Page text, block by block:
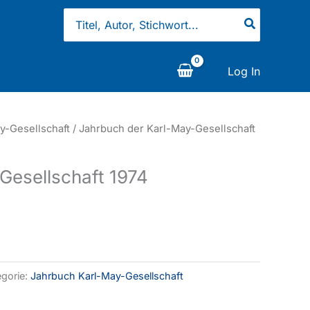
for:
Log In
Gesellschaft / Jahrbuch der Karl-May-Gesellschaft
1974
Jahrbuch Karl-May-Gesellschaft